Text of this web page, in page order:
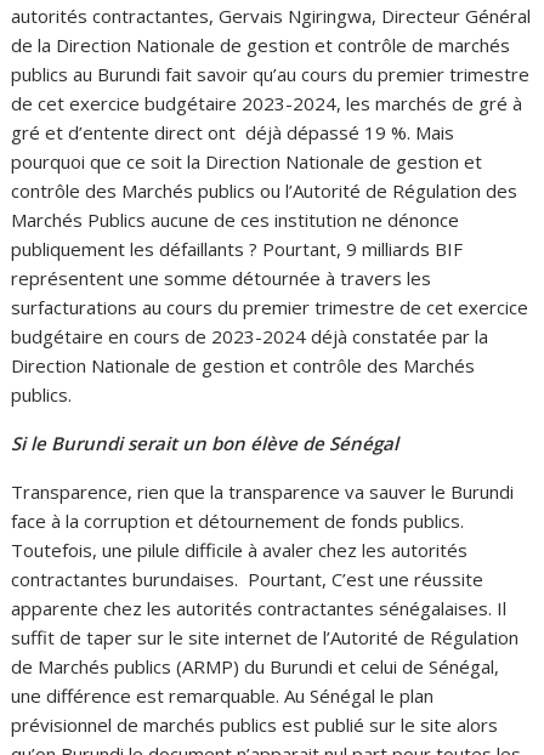
autorités contractantes, Gervais Ngiringwa, Directeur Général
de la Direction Nationale de gestion et contrôle de marchés
publics au Burundi fait savoir qu’au cours du premier trimestre
de cet exercice budgétaire 2023-2024, les marchés de gré à
gré et d’entente direct ont déjà dépassé 19 %. Mais
pourquoi que ce soit la Direction Nationale de gestion et
contrôle des Marchés publics ou l’Autorité de Régulation des
Marchés Publics aucune de ces institution ne dénonce
publiquement les défaillants ? Pourtant, 9 milliards BIF
représentent une somme détournée à travers les
surfacturations au cours du premier trimestre de cet exercice
budgétaire en cours de 2023-2024 déjà constatée par la
Direction Nationale de gestion et contrôle des Marchés
publics.
Si le Burundi serait un bon élève de Sénégal
Transparence, rien que la transparence va sauver le Burundi
face à la corruption et détournement de fonds publics.
Toutefois, une pilule difficile à avaler chez les autorités
contractantes burundaises. Pourtant, C’est une réussite
apparente chez les autorités contractantes sénégalaises. Il
suffit de taper sur le site internet de l’Autorité de Régulation
de Marchés publics (ARMP) du Burundi et celui de Sénégal,
une différence est remarquable. Au Sénégal le plan
prévisionnel de marchés publics est publié sur le site alors